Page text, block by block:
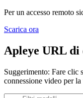
Per un accesso remoto
Scarica ora
Apleye URL di
Suggerimento: Fare clic
connessione video per